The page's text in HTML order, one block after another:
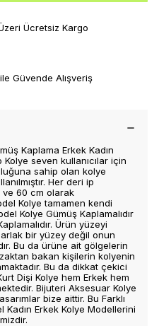
Ücretsiz Kargo
Güvende Alışveriş
Kaplama Erkek Kadın
seven kullanıcılar için
sahip olan kolye
Her deri ip
60 cm olarak
Kolye tamamen kendi
Kolye Gümüş Kaplamalıdır
Ürün yüzeyi
bir yüzey değil onun
Bu da ürüne ait gölgelerin
bakan kişilerin kolyenin
Bu da dikkat çekici
Dişi Kolye hem Erkek hem
Bijuteri Aksesuar Kolye
bize aittir. Bu Farklı
Erkek Kolye Modellerini